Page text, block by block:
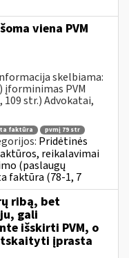
viena PVM
skelbiama:
PVM
109 str.) Advokatai,
faktūra
pvmį 79 str
Pridėtinės
reikalavimai
(paslaugų
faktūra (78-1, 7
ribą, bet
gali
išskirti PVM, o
įprasta